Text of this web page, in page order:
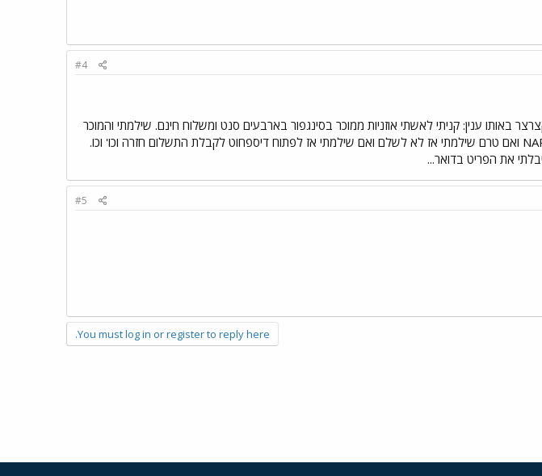
#4
באותו ענין: קניתי לאשתי אוזניות ממוכר בסינגפור בארבעים סנט ומשלוח חינם. שילמתי והמוכר
סימן כנשלח. יומיים לאחר מכן קיבלתי הודעה מאיביי שהלקוח הושעה NARU ואם טרם שילמתי אז לא לשלם ואם שילמתי אז לפתוח דיספחוט לקבלת התשלום חזרה וכו' וכו.
את הפריט בדואר...
#5
You must log in or register to reply here.